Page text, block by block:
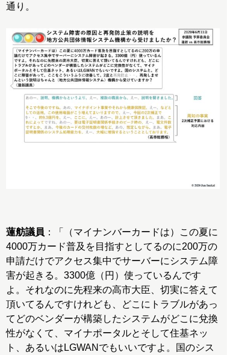
通り。
蓮舫議員 ：「（マイナンバーカードは）この夏に
4000万カード普及を目指すとしてるのに200万の
申請だけでアクセス集中でサーバーにシステム障
害が起きる。3300億（円）使っているんです
よ。それなのに先程来の高市大臣、切実に答えて
頂いてるんですけれども、どこにトラブルがあっ
てどのベンダーが構築したシステムがどこに兌換
性がなくて、マイナポータルとそして住基ネッ
ト、あるいはLGWANでもいいですよ。国のシス